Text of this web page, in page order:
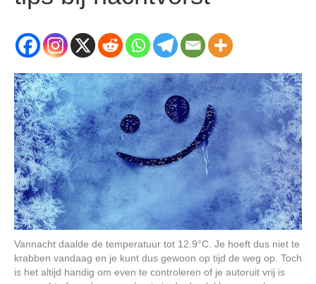
Vannacht daalde de temperatuur tot 12.9°C. Je hoeft dus niet te
krabben vandaag en je kunt dus gewoon op tijd de weg op. Toch
is het altijd handig om even te controleren of je autoruit vrij is